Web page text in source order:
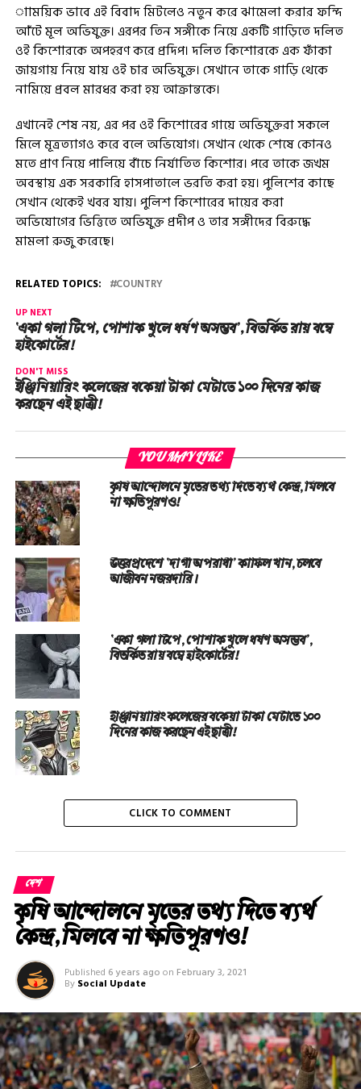
াাময়িক ভাবে এই বিবাদ মিটলেও নতুন করে ঝামেলা করার ফন্দি
আঁটে মূল অভিযুক্ত। এরপর তিন সঙ্গীকে নিয়ে একটি গাড়িতে দলিত
ওই কিশোরকে অপহরণ করে প্রদিপ। দলিত কিশোরকে এক ফাঁকা
জায়গায় নিয়ে যায় ওই চার অভিযুক্ত। সেখানে তাকে গাড়ি থেকে
নামিয়ে প্রবল মারধর করা হয় আক্রান্তকে।
এখানেই শেষ নয়, এর পর ওই কিশোরের গায়ে অভিযুক্তরা সকলে
মিলে মূত্রত্যাগও করে বলে অভিযোগ। সেখান থেকে শেষে কোনও
মতে প্রাণ নিয়ে পালিয়ে বাঁচে নির্যাতিত কিশোর। পরে তাকে জখম
অবস্থায় এক সরকারি হাসপাতালে ভরতি করা হয়। পুলিশের কাছে
সেখান থেকেই খবর যায়। পুলিশ কিশোরের দায়ের করা
অভিযোগের ভিত্তিতে অভিযুক্ত প্রদীপ ও তার সঙ্গীদের বিরুদ্ধে
মামলা রুজু করেছে।
RELATED TOPICS: COUNTRY
UP NEXT
‘একা গলা টিপে, পোশাক খুলে ধর্ষণ অসম্ভব’, বিতর্কিত রায় বম্বে
হাইকোর্টের!
DON'T MISS
ইঞ্জিনিয়ারিং কলেজের বকেয়া টাকা মেটাতে ১০০ দিনের কাজ
করছেন এই ছাত্রী!
YOU MAY LIKE
কৃষি আন্দোলনে মৃতের তথ‌্য দিতে ব্যর্থ কেন্দ্র, মিলবে
না ক্ষতিপূরণও!
উত্তরপ্রদেশে ‘দাগী অপরাধী’ কাফিল খান, চলবে
আজীবন নজরদারি।
‘একা গলা টিপে, পোশাক খুলে ধর্ষণ অসম্ভব’,
বিতর্কিত রায় বম্বে হাইকোর্টের!
ইঞ্জিনিয়ারিং কলেজের বকেয়া টাকা মেটাতে ১০০
দিনের কাজ করছেন এই ছাত্রী!
CLICK TO COMMENT
দেশ
কৃষি আন্দোলনে মৃতের তথ‌্য দিতে ব্যর্থ
কেন্দ্র, মিলবে না ক্ষতিপূরণও!
Published 6 years ago on February 3, 2021
By Social Update